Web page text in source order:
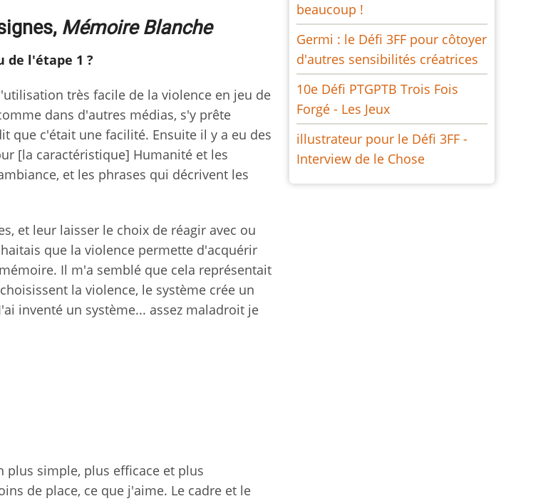
Mémoire Blanche
l'étape 1 ?
très facile de la violence en jeu de
dans d'autres médias, s'y prête
que c'était une facilité. Ensuite il y a eu des
[la caractéristique] Humanité et les
et les phrases qui décrivent les
et leur laisser le choix de réagir avec ou
que la violence permette d'acquérir
Il m'a semblé que cela représentait
la violence, le système crée un
inventé un système... assez maladroit je
plus simple, plus efficace et plus
de place, ce que j'aime. Le cadre et le
beaucoup !
Germi : le Défi 3FF pour côtoyer
d'autres sensibilités créatrices
10e Défi PTGPTB Trois Fois
Forgé - Les Jeux
illustrateur pour le Défi 3FF -
Interview de le Chose